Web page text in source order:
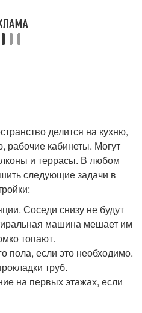
делится на кухню,
рабочие кабинеты. Могут
и террасы. В любом
следующие задачи в
Соседи снизу не будут
машина мешает им
топают.
пола, если это необходимо.
труб.
на первых этажах, если